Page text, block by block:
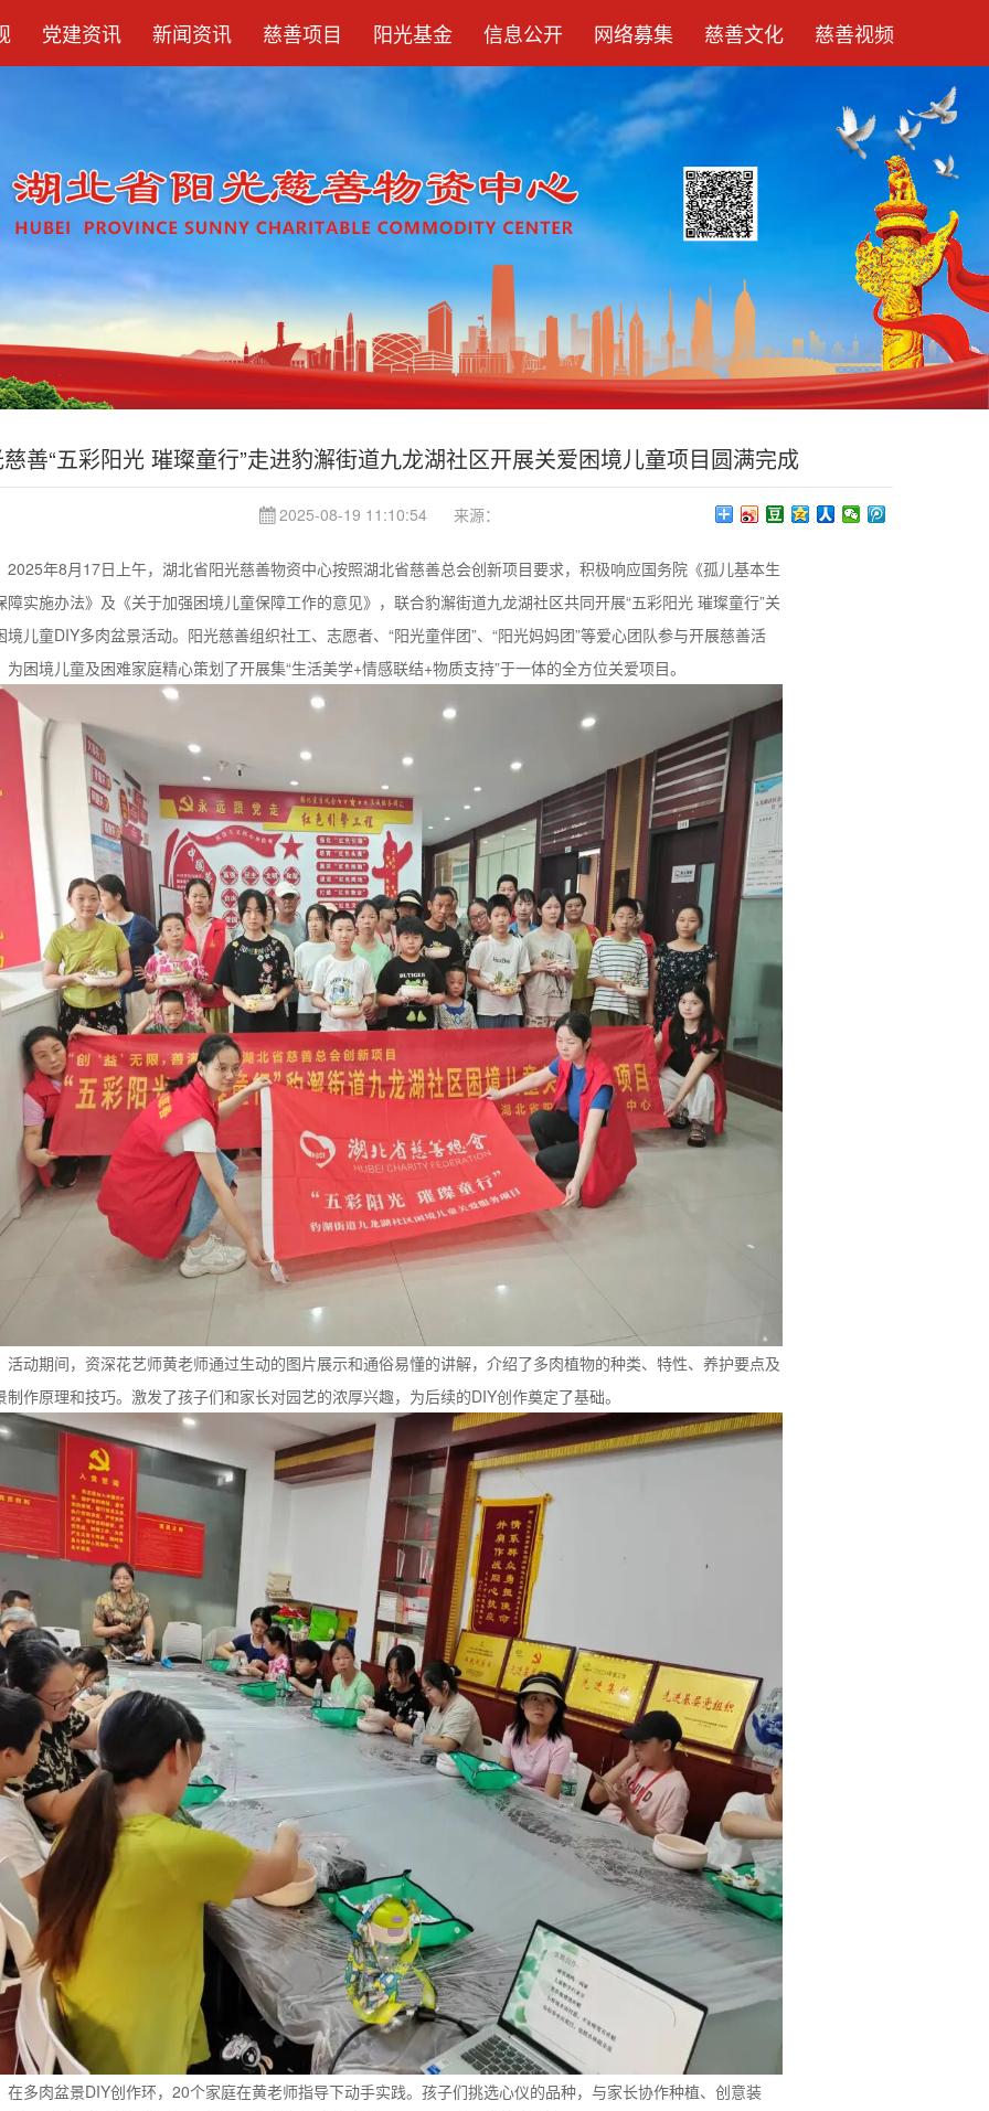
党建资讯 新闻资讯 慈善项目 阳光基金 信息公开 网络募集 慈善文化 慈善视频
善“五彩阳光 璀璨童行”走进豹澥街道九龙湖社区开展关爱困境儿童项目圆满完成
2025-08-19 11:10:54 来源：
年8月17日上午，湖北省阳光慈善物资中心按照湖北省慈善总会创新项目要求，积极响应国务院《孤儿基本生
障实施办法》及《关于加强困境儿童保障工作的意见》，联合豹澥街道九龙湖社区共同开展“五彩阳光 璀璨童行”关
境儿童DIY多肉盆景活动。阳光慈善组织社工、志愿者、“阳光童伴团”、“阳光妈妈团”等爱心团队参与开展慈善活
为困境儿童及困难家庭精心策划了开展集“生活美学+情感联结+物质支持”于一体的全方位关爱项目。
期间，资深花艺师黄老师通过生动的图片展示和通俗易懂的讲解，介绍了多肉植物的种类、特性、养护要点及
制作原理和技巧。激发了孩子们和家长对园艺的浓厚兴趣，为后续的DIY创作奠定了基础。
肉盆景DIY创作环，20个家庭在黄老师指导下动手实践。孩子们挑选心仪的品种，与家长协作种植、创意装